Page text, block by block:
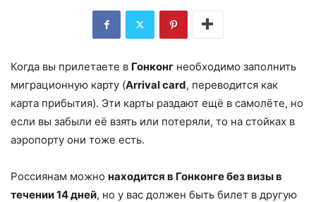
Когда вы прилетаете в Гонконг необходимо заполнить
миграционную карту (Arrival card, переводится как
карта прибытия). Эти карты раздают ещё в самолёте, но
если вы забыли её взять или потеряли, то на стойках в
аэропорту они тоже есть.
Россиянам можно находится в Гонконге без визы в
течении 14 дней, но у вас должен быть билет в другую